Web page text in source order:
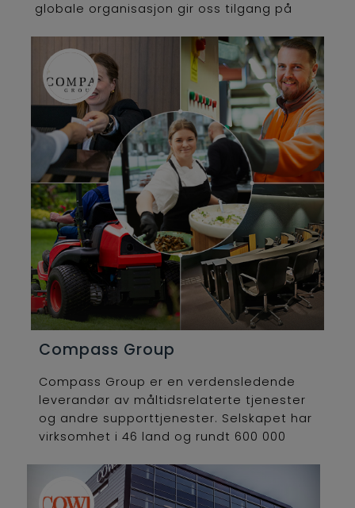
globale organisasjon gir oss tilgang på
som vi spesialtilpasser til våre kunder her
i Norge. Hovedkontoret vårt ligger i Oslo,
men vi har kollegaer lokalisert rundt om i
hele landet.
Compass Group
Compass Group er en verdensledende
leverandør av måltidsrelaterte tjenester
og andre supporttjenester. Selskapet har
virksomhet i 46 land og rundt 600 000
Group Norge har om lag 2200 ansatte på
ca. 480 lokasjoner over hele landet.